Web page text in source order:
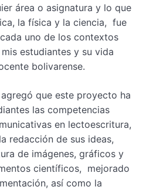
área o asignatura y lo que
la física y la ciencia, fue
uno de los contextos
estudiantes y su vida
bolivarense.
que este proyecto ha
las competencias
en lectoescritura,
redacción de sus ideas,
de imágenes, gráficos y
científicos, mejorado
así como la